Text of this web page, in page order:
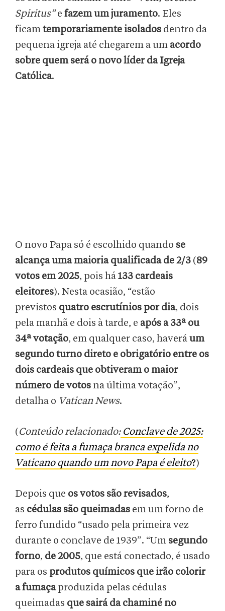
Spiritus”e fazem um juramento. Eles
ficamtemporariamente isolados dentro da
pequena igreja até chegarem a um acordo
sobre quem será o novo líder da Igreja
Católica.
O novo Papa só é escolhido quando se
alcança uma maioria qualificada de 2/3 (89
votos em 2025, pois há133 cardeais
eleitores). Nesta ocasião, “estão
previstos quatro escrutínios por dia, dois
pela manhã e dois à tarde, e após a 33ª ou
34ª votação, em qualquer caso, haveráum
segundo turno direto e obrigatório entre os
dois cardeais que obtiveram o maior
número de votos na última votação”,
detalha o Vatican News.
(Conteúdo relacionado:Conclave de 2025:
como é feita a fumaça branca expelida no
Vaticano quando um novo Papa é eleito?)
Depois que os votos são revisados,
as cédulas são queimadas em um forno de
ferro fundido “usado pela primeira vez
durante o conclave de 1939”. “Um segundo
forno, de 2005, que está conectado, é usado
para os produtos químicos que irão colorir
a fumaçaproduzida pelas cédulas
queimadas que sairá da chaminé no